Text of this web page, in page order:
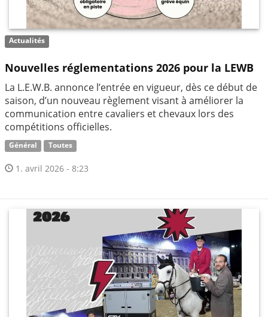
Actualités
Nouvelles réglementations 2026 pour la LEWB
La L.E.W.B. annonce l’entrée en vigueur, dès ce début de
saison, d’un nouveau règlement visant à améliorer la
communication entre cavaliers et chevaux lors des
compétitions officielles.
Général Toutes
1. avril 2026 - 8:23